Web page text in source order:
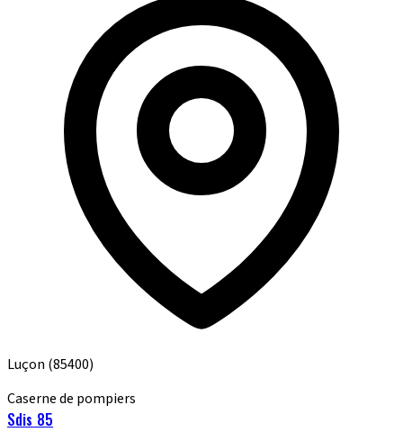
Luçon (85400)
Caserne de pompiers
Sdis 85